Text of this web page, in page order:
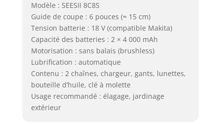
des conditions
difficiles. Une
stabilité maximale
mission de coupe
Kit Complet Prêt à
l’Emploi : Le kit de
mini
tronconneuse a
Modèle : SEESII 8C8S
Guide de coupe : 6 pouces (≈ 15 cm)
Tension batterie : 18 V (compatible Makita)
Capacité des batteries : 2 × 4 000 mAh
Motorisation : sans balais (brushless)
Lubrification : automatique
Contenu : 2 chaînes, chargeur, gants, lunettes,
bouteille d’huile, clé à molette
Usage recommandé : élagage, jardinage
extérieur